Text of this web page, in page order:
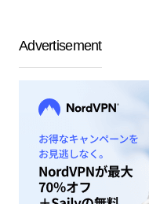
Advertisement